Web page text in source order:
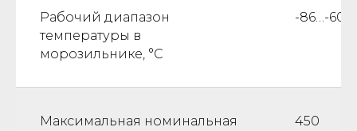
Рабочий диапазон
температуры в
морозильнике, °С
-86…-60
Максимальная номинальная
450